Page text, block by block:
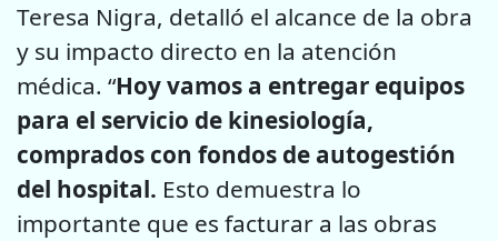
Teresa Nigra, detalló el alcance de la obra
y su impacto directo en la atención
médica. “Hoy vamos a entregar equipos
para el servicio de kinesiología,
comprados con fondos de autogestión
del hospital. Esto demuestra lo
importante que es facturar a las obras